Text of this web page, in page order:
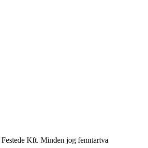
Kft. Minden jog fenntartva